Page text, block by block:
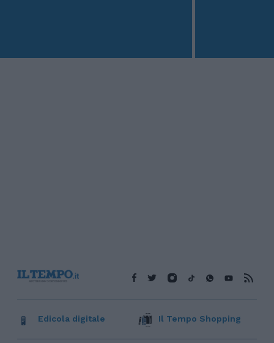
Edicola digitale Il Tempo Shopping